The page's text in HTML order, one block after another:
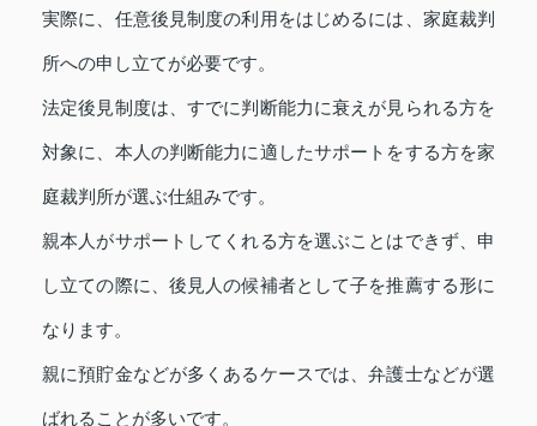
実際に、任意後見制度の利用をはじめるには、家庭裁判
所への申し立てが必要です。
法定後見制度は、すでに判断能力に衰えが見られる方を
対象に、本人の判断能力に適したサポートをする方を家
庭裁判所が選ぶ仕組みです。
親本人がサポートしてくれる方を選ぶことはできず、申
し立ての際に、後見人の候補者として子を推薦する形に
なります。
親に預貯金などが多くあるケースでは、弁護士などが選
ばれることが多いです。